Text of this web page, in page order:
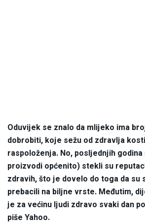
Oduvijek se znalo da mlijeko ima
dobrobiti, koje sežu od zdravlja
raspoloženja. No, posljednjih
proizvodi općenito) stekli su
zdravih, što je dovelo do toga da su
prebacili na biljne vrste. Međutim,
je za većinu ljudi zdravo svaki dan
piše Yahoo.